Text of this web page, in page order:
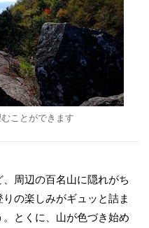
ことができます
周辺の百名山に隠れがち
の楽しみがギュッと詰ま
とくに、山が色づき始め